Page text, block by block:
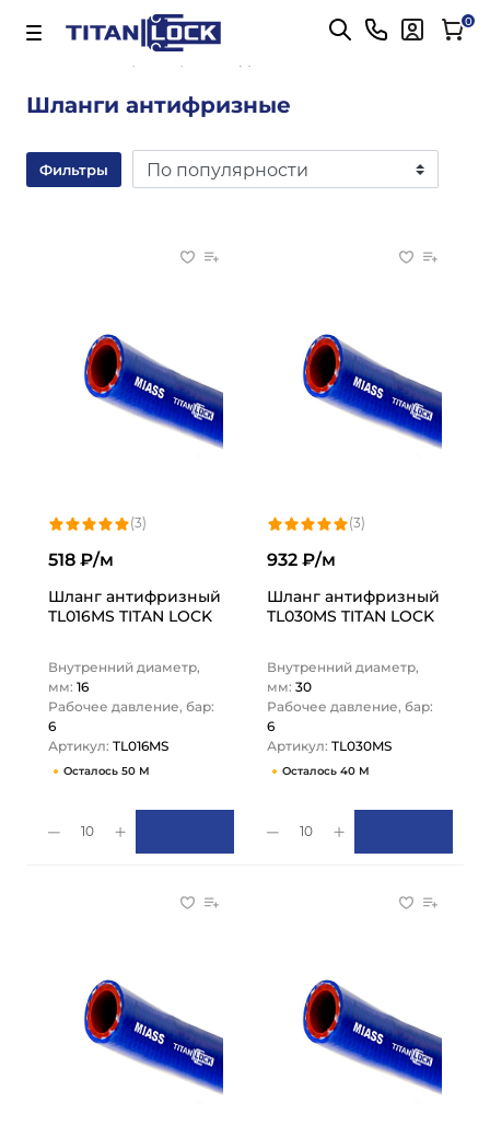
Важно! Для оплаты заказов Подробнее 0
Шланги антифризные
Фильтры
(3)
518 ₽/м
Шланг антифризный
TL016MS TITAN LOCK
Внутренний диаметр,
мм: 16
Рабочее давление, бар:
6
Артикул: TL016MS
Осталось 50 М
10
(3)
932 ₽/м
Шланг антифризный
TL030MS TITAN LOCK
Внутренний диаметр,
мм: 30
Рабочее давление, бар:
6
Артикул: TL030MS
Осталось 40 М
10